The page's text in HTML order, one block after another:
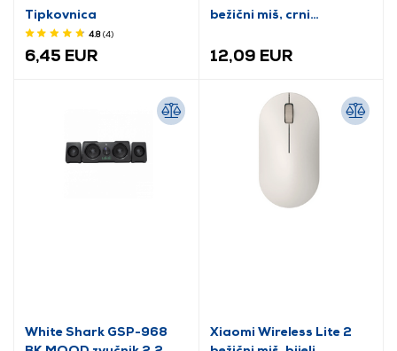
Tipkovnica
4.8(4)
6,45 EUR
bežični miš, crni
12,09 EUR
White Shark GSP-968
Xiaomi Wireless Lite 2